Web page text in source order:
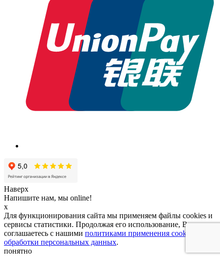
Наверх
Напишите нам, мы online!
x
Для функционирования сайта мы применяем файлы cookies и
сервисы статистики. Продолжая его использование, Вы
соглашаетесь с нашими политиками применения cookies и
обработки персональных данных.
понятно